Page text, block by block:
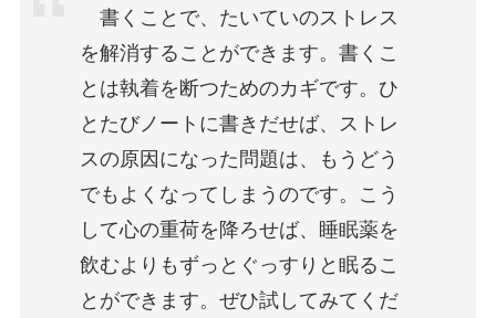
書くことで、たいていのストレス
を解消することができます。書くこ
とは執着を断つためのカギです。ひ
とたびノートに書きだせば、ストレ
スの原因になった問題は、もうどう
でもよくなってしまうのです。こう
して心の重荷を降ろせば、睡眠薬を
飲むよりもずっとぐっすりと眠るこ
とができます。ぜひ試してみてくだ